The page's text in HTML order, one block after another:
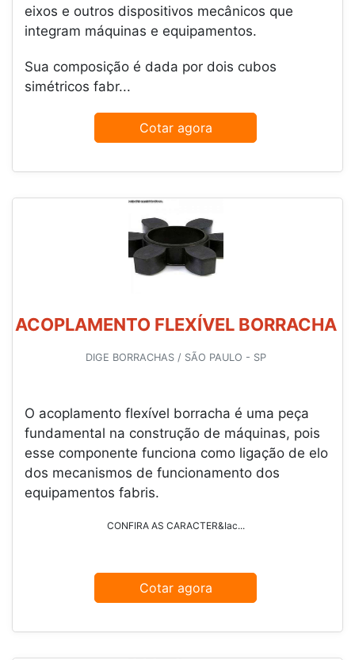
eixos e outros dispositivos mecânicos que
integram máquinas e equipamentos.
Sua composição é dada por dois cubos
simétricos fabr...
Cotar agora
ACOPLAMENTO FLEXÍVEL BORRACHA
DIGE BORRACHAS / SÃO PAULO - SP
O acoplamento flexível borracha é uma peça
fundamental na construção de máquinas, pois
esse componente funciona como ligação de elo
dos mecanismos de funcionamento dos
equipamentos fabris.
CONFIRA AS CARACTER&Iac...
Cotar agora